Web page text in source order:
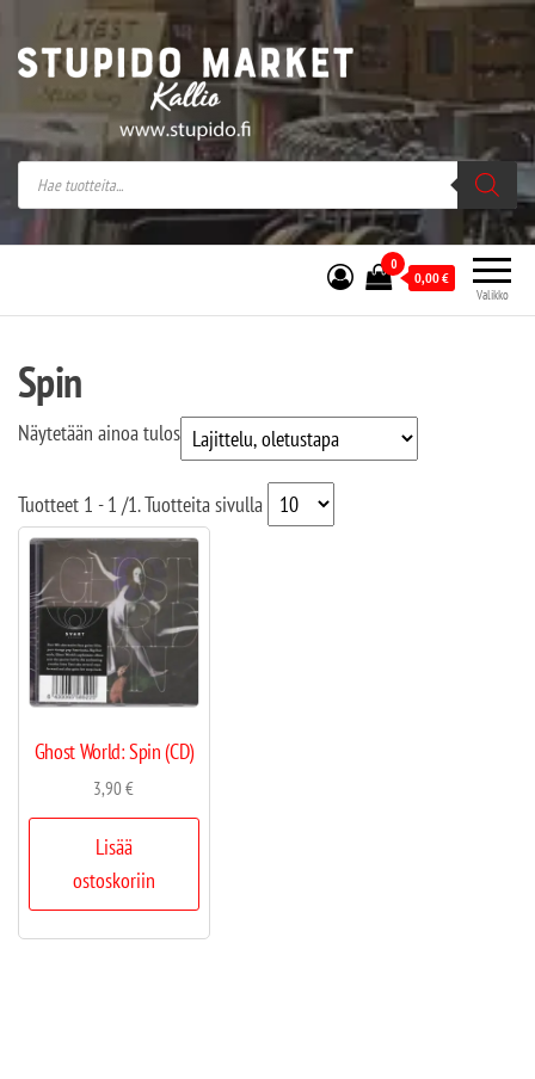
Stupido Market – verkossa ja kivijalassa
Stupido Market on vaihtoehtomusaan
erikoistunut verkko- sekä
kivijalkakauppa Helsingissä Kallion
sydämessä.
Valikko
0
0,00€
Spin
Näytetään ainoa tulos
Tuotteet 1 - 1 /1. Tuotteita sivulla
Ghost World: Spin (CD)
3,90€
Lisää
ostoskoriin